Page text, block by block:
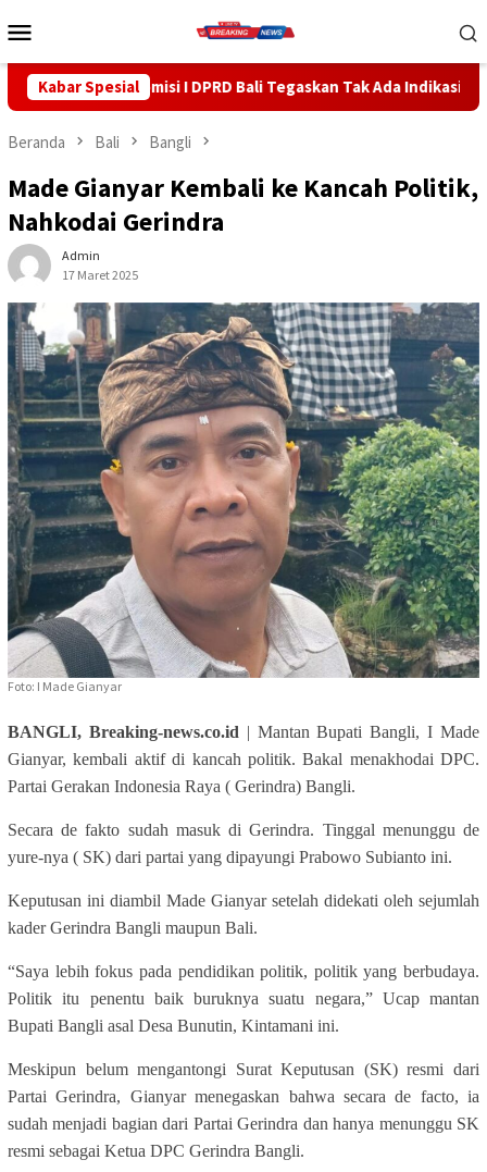
ke
Mobile
Kabar Spesial
DPRD Bali Tegaskan Tak Ada Indikasi Penyalahgunaan Barang
Beranda Bali Bangli
Made Gianyar Kembali ke Kancah Politik,
Nahkodai Gerindra
Admin
17 Maret 2025
Foto: I Made Gianyar
BANGLI, Breaking-news.co.id | Mantan Bupati Bangli, I Made
Gianyar, kembali aktif di kancah politik. Bakal menakhodai DPC.
Partai Gerakan Indonesia Raya ( Gerindra) Bangli.
Secara de fakto sudah masuk di Gerindra. Tinggal menunggu de
yure-nya ( SK) dari partai yang dipayungi Prabowo Subianto ini.
Keputusan ini diambil Made Gianyar setelah didekati oleh sejumlah
kader Gerindra Bangli maupun Bali.
“Saya lebih fokus pada pendidikan politik, politik yang berbudaya.
Politik itu penentu baik buruknya suatu negara,” Ucap mantan
Bupati Bangli asal Desa Bunutin, Kintamani ini.
Meskipun belum mengantongi Surat Keputusan (SK) resmi dari
Partai Gerindra, Gianyar menegaskan bahwa secara de facto, ia
sudah menjadi bagian dari Partai Gerindra dan hanya menunggu SK
resmi sebagai Ketua DPC Gerindra Bangli.